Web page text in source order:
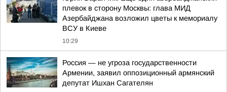
плевок в сторону Москвы: глава МИД
Азербайджана возложил цветы к мемориалу
ВСУ в Киеве
10:29
Россия — не угроза государственности
Армении, заявил оппозиционный армянский
депутат Ишхан Сагателян